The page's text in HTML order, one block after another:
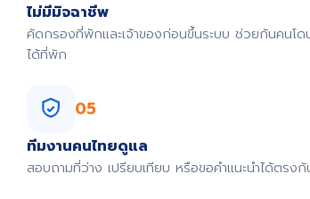
ไม่มีมิจฉาชีพ
คัดกรองที่พักและเจ้าของก่อนขึ้นระบบ ช่วยกันคนโด
ได้ที่พัก
05
ทีมงานคนไทยดูแล
สอบถามที่ว่าง เปรียบเทียบ หรือขอคำแนะนำได้ตรง